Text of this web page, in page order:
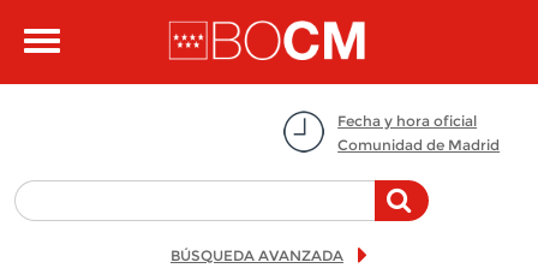
Toggle
Fecha y hora oficial
Comunidad de Madrid
BÚSQUEDA AVANZADA